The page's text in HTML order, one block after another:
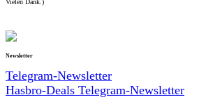
Vielen Dank.)
Newsletter
Telegram-Newsletter
Hasbro-Deals Telegram-Newsletter